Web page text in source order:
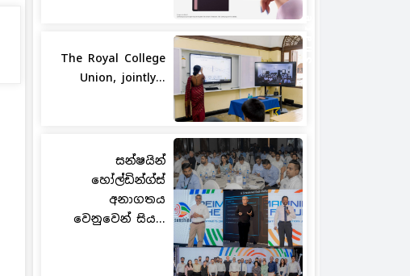
Share
The Royal College
Union, jointly...
සන්ෂයින්
හෝල්ඩින්ග්ස්
අනාගතය
වෙනුවෙන් සිය...